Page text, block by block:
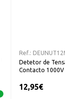
Ref.:
Detetor de
Contacto 1000V
12,95€